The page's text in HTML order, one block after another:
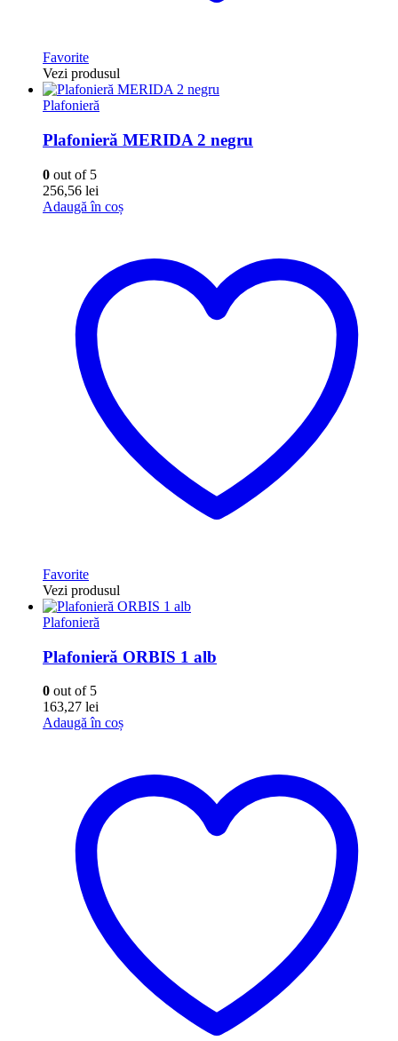
Favorite
Vezi produsul
Plafonieră
Plafonieră MERIDA 2 negru
0 out of 5
256,56 lei
Adaugă în coș
Favorite
Vezi produsul
Plafonieră
Plafonieră ORBIS 1 alb
0 out of 5
163,27 lei
Adaugă în coș